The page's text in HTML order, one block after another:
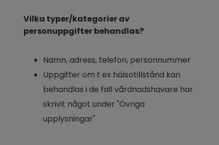
Vilka typer/kategorier av
personuppgifter behandlas?
Namn, adress, telefon, personnummer
Uppgifter om t ex hälsotillstånd kan
behandlas i de fall vårdnadshavare har
skrivit något under "Övriga
upplysningar"